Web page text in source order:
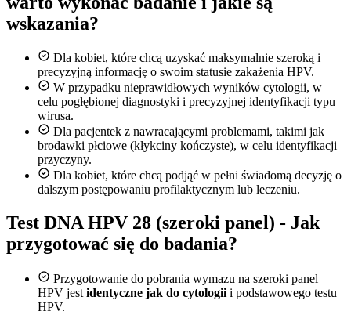
wskazania?
Dla kobiet, które chcą uzyskać maksymalnie szeroką i
precyzyjną informację o swoim statusie zakażenia HPV.
W przypadku nieprawidłowych wyników cytologii, w
celu pogłębionej diagnostyki i precyzyjnej identyfikacji typu
wirusa.
Dla pacjentek z nawracającymi problemami, takimi jak
brodawki płciowe (kłykciny kończyste), w celu identyfikacji
przyczyny.
Dla kobiet, które chcą podjąć w pełni świadomą decyzję o
dalszym postępowaniu profilaktycznym lub leczeniu.
Test DNA HPV 28 (szeroki panel) - Jak
przygotować się do badania?
Przygotowanie do pobrania wymazu na szeroki panel
HPV jest identyczne jak do cytologii i podstawowego testu
HPV.